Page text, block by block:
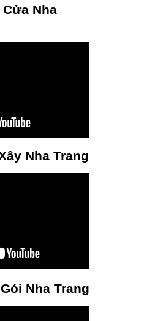
Nha
Nha Trang
Nha Trang